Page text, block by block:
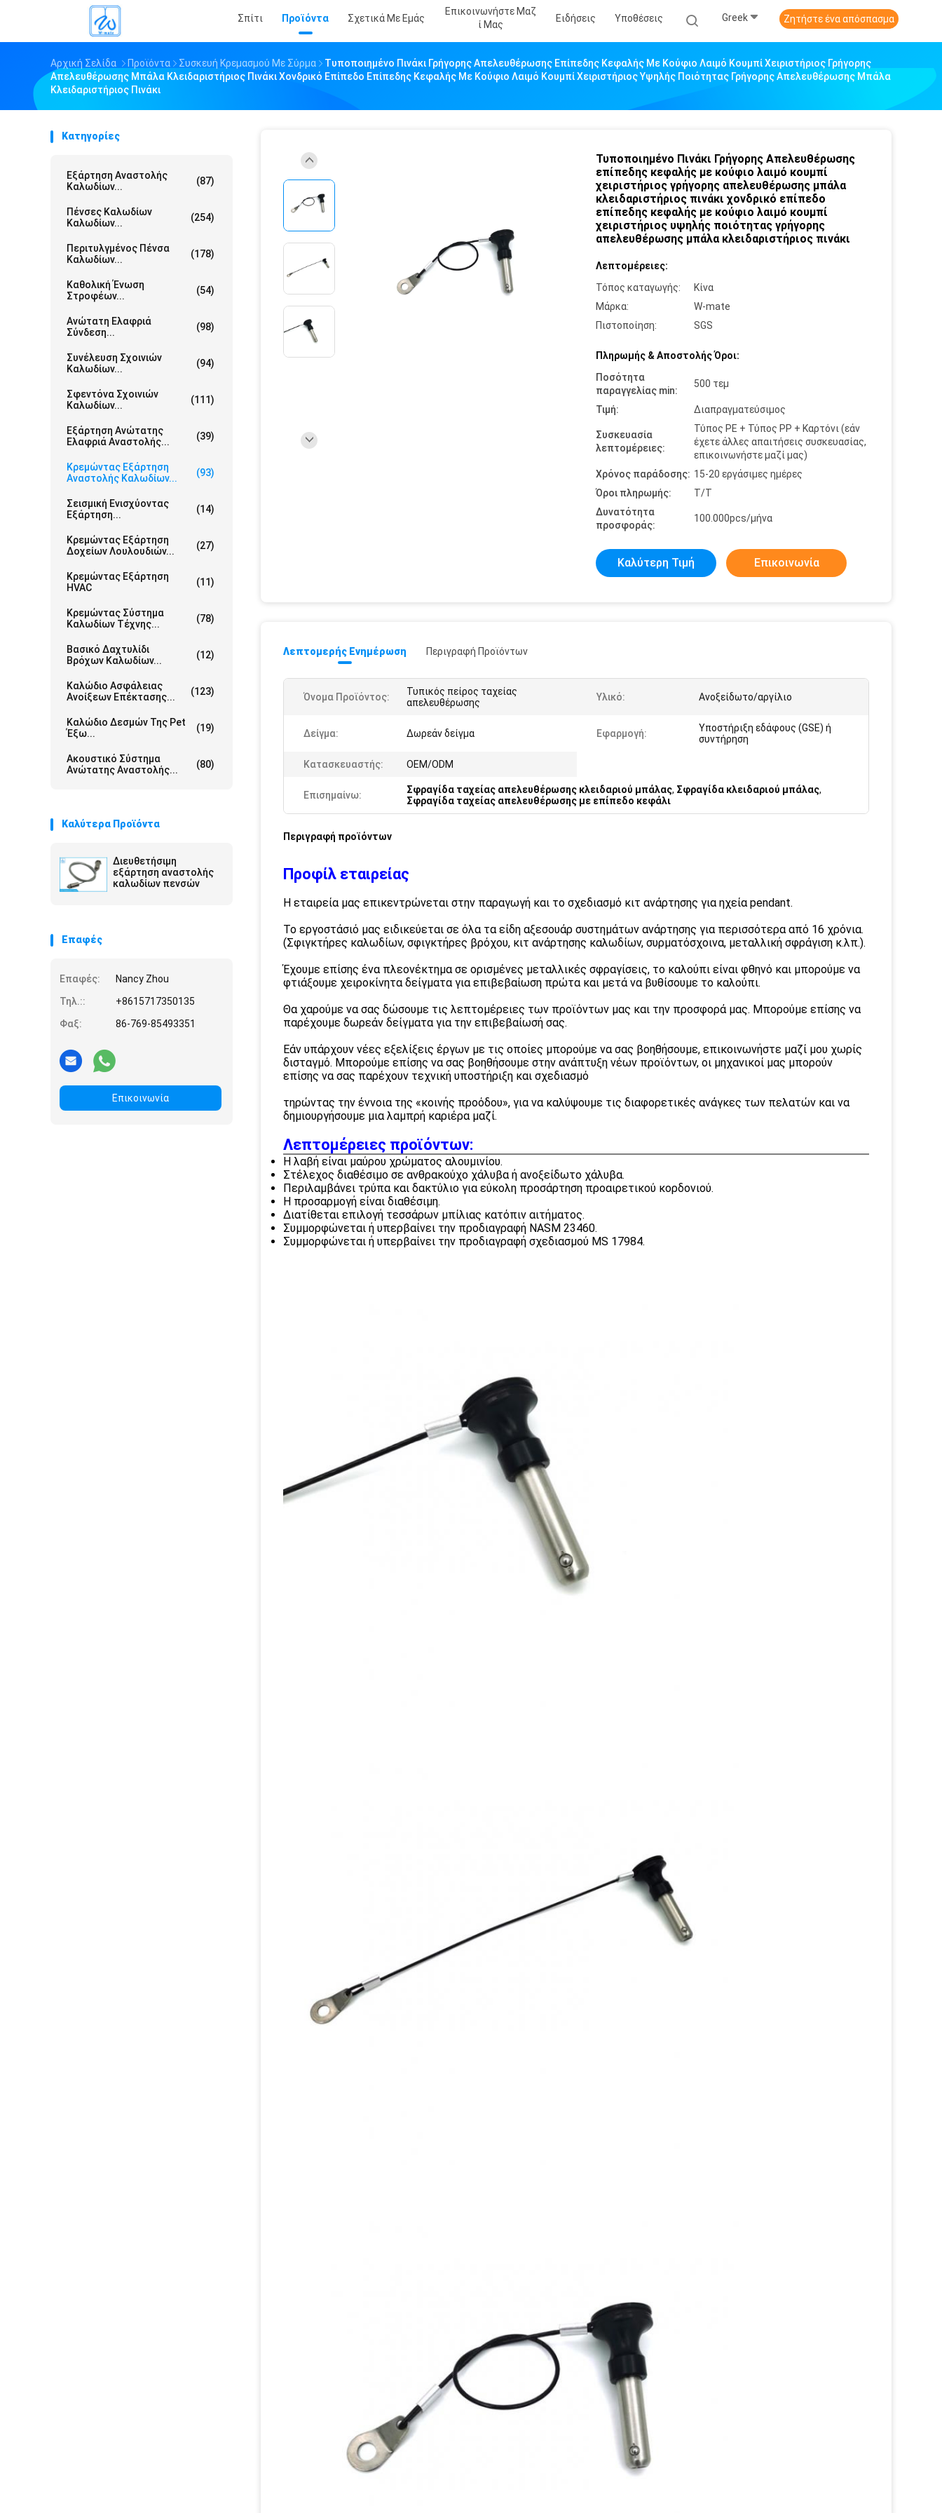
Σπίτι Προϊόντα Σχετικά Με Εμάς
Επικοινωνήστε Μαζ
Ί Μας
Ειδήσεις Υποθέσεις Greek Ζητήστε ένα απόσπασμα
Αρχική Σελίδα Προϊόντα Συσκευή Κρεμασμού Με Σύρμα
Τυποποιημένο Πινάκι Γρήγορης Απελευθέρωσης Επίπεδης Κεφαλής Με Κούφιο Λαιμό Κουμπί Χειριστήριος Γρήγορης
Απελευθέρωσης Μπάλα Κλειδαριστήριος Πινάκι Χονδρικό Επίπεδο Επίπεδης Κεφαλής Με Κούφιο Λαιμό Κουμπί Χειριστήριος Υψηλής Ποιότητας Γρήγορης Απελευθέρωσης Μπάλα
Κλειδαριστήριος Πινάκι
Κατηγορίες
Εξάρτηση Αναστολής
Καλωδίων...
(87)
Πένσες Καλωδίων
Καλωδίων...
(254)
Περιτυλγμένος Πένσα
Καλωδίων...
(178)
Καθολική Ένωση
Στροφέων...
(54)
Ανώτατη Ελαφριά
Σύνδεση...
(98)
Συνέλευση Σχοινιών
Καλωδίων...
(94)
Σφεντόνα Σχοινιών
Καλωδίων...
(111)
Εξάρτηση Ανώτατης
Ελαφριά Αναστολής...
(39)
Κρεμώντας Εξάρτηση
Αναστολής Καλωδίων...
(93)
Σεισμική Ενισχύοντας
Εξάρτηση...
(14)
Κρεμώντας Εξάρτηση
Δοχείων Λουλουδιών...
(27)
Κρεμώντας Εξάρτηση
HVAC
(11)
Κρεμώντας Σύστημα
Καλωδίων Τέχνης...
(78)
Βασικό Δαχτυλίδι
Βρόχων Καλωδίων...
(12)
Καλώδιο Ασφάλειας
Ανοίξεων Επέκτασης...
(123)
Καλώδιο Δεσμών Της Pet
Έξω...
(19)
Ακουστικό Σύστημα
Ανώτατης Αναστολής...
(80)
Καλύτερα Προϊόντα
Διευθετήσιμη
εξάρτηση αναστολής
καλωδίων πενσών
Επαφές
Επαφές:
Nancy Zhou
Τηλ.::
+8615717350135
Φαξ:
86-769-85493351
Επικοινωνία
Τυποποιημένο Πινάκι Γρήγορης Απελευθέρωσης
επίπεδης κεφαλής με κούφιο λαιμό κουμπί
χειριστήριος γρήγορης απελευθέρωσης μπάλα
κλειδαριστήριος πινάκι χονδρικό επίπεδο
επίπεδης κεφαλής με κούφιο λαιμό κουμπί
χειριστήριος υψηλής ποιότητας γρήγορης
απελευθέρωσης μπάλα κλειδαριστήριος πινάκι
Λεπτομέρειες:
Τόπος καταγωγής:
Κίνα
Μάρκα:
W-mate
Πιστοποίηση:
SGS
Πληρωμής & Αποστολής Όροι:
Ποσότητα
παραγγελίας min:
500 τεμ
Τιμή: Διαπραγματεύσιμος
Συσκευασία
λεπτομέρειες:
Τύπος PE + Τύπος PP + Καρτόνι (εάν
έχετε άλλες απαιτήσεις συσκευασίας,
επικοινωνήστε μαζί μας)
Χρόνος παράδοσης: 15-20 εργάσιμες ημέρες
Όροι πληρωμής:
T/T
Δυνατότητα
προσφοράς:
100.000pcs/μήνα
Καλύτερη Τιμή Επικοινωνία
Λεπτομερής Ενημέρωση Περιγραφή Προϊόντων
Όνομα Προϊόντος:
Τυπικός πείρος ταχείας
απελευθέρωσης
Υλικό: Ανοξείδωτο/αργίλιο
Δείγμα: Δωρεάν δείγμα Εφαρμογή:
Υποστήριξη εδάφους (GSE) ή
συντήρηση
Κατασκευαστής: OEM/ODM
Επισημαίνω: Σφραγίδα ταχείας απελευθέρωσης κλειδαριού μπάλας, Σφραγίδα κλειδαριού μπάλας,
Σφραγίδα ταχείας απελευθέρωσης με επίπεδο κεφάλι
Περιγραφή προϊόντων
Προφίλ εταιρείας
Η εταιρεία μας επικεντρώνεται στην παραγωγή και το σχεδιασμό κιτ ανάρτησης για ηχεία pendant.
Το εργοστάσιό μας ειδικεύεται σε όλα τα είδη αξεσουάρ συστημάτων ανάρτησης για περισσότερα από 16 χρόνια.
(Σφιγκτήρες καλωδίων, σφιγκτήρες βρόχου, κιτ ανάρτησης καλωδίων, συρματόσχοινα, μεταλλική σφράγιση κ.λπ.).
Έχουμε επίσης ένα πλεονέκτημα σε ορισμένες μεταλλικές σφραγίσεις, το καλούπι είναι φθηνό και μπορούμε να
φτιάξουμε χειροκίνητα δείγματα για επιβεβαίωση πρώτα και μετά να βυθίσουμε το καλούπι.
Θα χαρούμε να σας δώσουμε τις λεπτομέρειες των προϊόντων μας και την προσφορά μας. Μπορούμε επίσης να
παρέχουμε δωρεάν δείγματα για την επιβεβαίωσή σας.
Εάν υπάρχουν νέες εξελίξεις έργων με τις οποίες μπορούμε να σας βοηθήσουμε, επικοινωνήστε μαζί μου χωρίς
δισταγμό. Μπορούμε επίσης να σας βοηθήσουμε στην ανάπτυξη νέων προϊόντων, οι μηχανικοί μας μπορούν
επίσης να σας παρέχουν τεχνική υποστήριξη και σχεδιασμό
τηρώντας την έννοια της «κοινής προόδου», για να καλύψουμε τις διαφορετικές ανάγκες των πελατών και να
δημιουργήσουμε μια λαμπρή καριέρα μαζί.
Λεπτομέρειες προϊόντων:
Η λαβή είναι μαύρου χρώματος αλουμινίου.
Στέλεχος διαθέσιμο σε ανθρακούχο χάλυβα ή ανοξείδωτο χάλυβα.
Περιλαμβάνει τρύπα και δακτύλιο για εύκολη προσάρτηση προαιρετικού κορδονιού.
Η προσαρμογή είναι διαθέσιμη.
Διατίθεται επιλογή τεσσάρων μπίλιας κατόπιν αιτήματος.
Συμμορφώνεται ή υπερβαίνει την προδιαγραφή NASM 23460.
Συμμορφώνεται ή υπερβαίνει την προδιαγραφή σχεδιασμού MS 17984.